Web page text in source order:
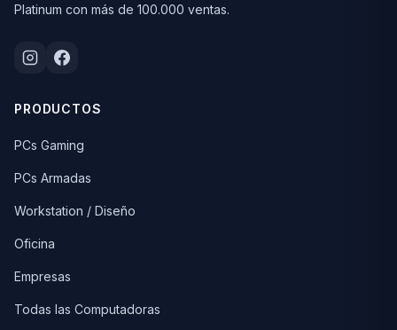
Platinum con más de 100.000 ventas.
PRODUCTOS
PCs Gaming
PCs Armadas
Workstation / Diseño
Oficina
Empresas
Todas las Computadoras